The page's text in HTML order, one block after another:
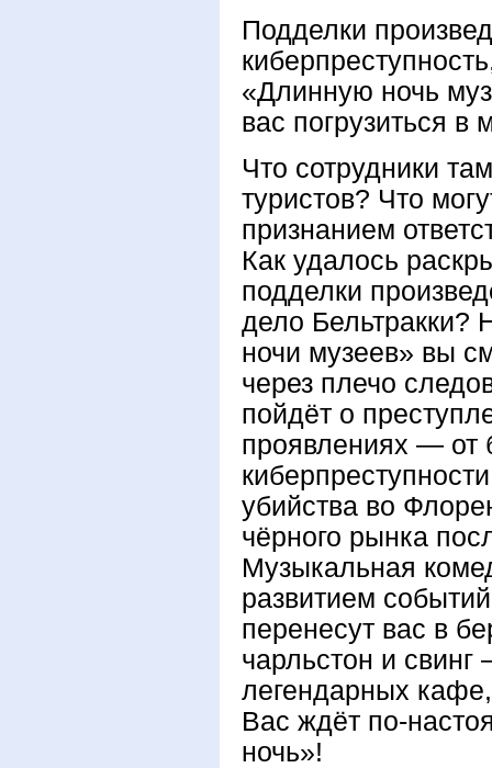
Подделки
«Длинную ночь
вас погрузиться в
Что сотрудники
туристов? Что
признанием
Как удалось
подделки
дело Бельтракки?
ночи музеев» вы
через плечо
пойдёт о
проявлениях — от
убийства во
чёрного рынка
Музыкальная
развитием
перенесут вас в
чарльстон и
легендарных
Вас ждёт по-
ночь»!